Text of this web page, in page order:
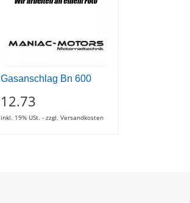
Gasanschlag Bn 600
12.73
inkl. 19% USt. - zzgl. Versandkosten